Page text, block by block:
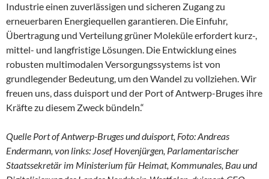
Industrie einen zuverlässigen und sicheren Zugang zu
erneuerbaren Energiequellen garantieren. Die Einfuhr,
Übertragung und Verteilung grüner Moleküle erfordert kurz-,
mittel- und langfristige Lösungen. Die Entwicklung eines
robusten multimodalen Versorgungssystems ist von
grundlegender Bedeutung, um den Wandel zu vollziehen. Wir
freuen uns, dass duisport und der Port of Antwerp-Bruges ihre
Kräfte zu diesem Zweck bündeln.“
Quelle Port of Antwerp-Bruges und duisport, Foto: Andreas
Endermann, von links: Josef Hovenjürgen, Parlamentarischer
Staatssekretär im Ministerium für Heimat, Kommunales, Bau und